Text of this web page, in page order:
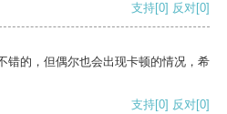
支持[0] 反对[0]
错的，但偶尔也会出现卡顿的情况，希
支持[0] 反对[0]